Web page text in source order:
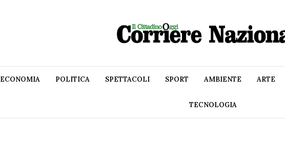
ECONOMIA POLITICA SPETTACOLI SPORT AMBIENTE ARTE
TECNOLOGIA